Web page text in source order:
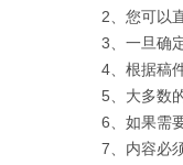
2、您可以
3、一旦确
4、根据稿
5、大多数
6、如果需
7、内容必